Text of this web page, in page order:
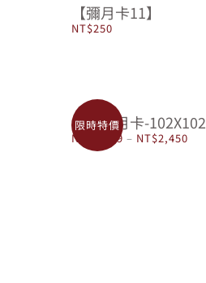
【彌月卡11】
NT$250
限時特價
包摺彌月卡-102X102
NT$ 1,699 – NT$2,450